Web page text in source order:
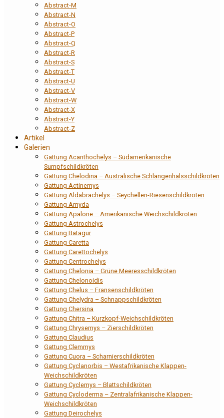
Abstract-M
Abstract-N
Abstract-O
Abstract-P
Abstract-Q
Abstract-R
Abstract-S
Abstract-T
Abstract-U
Abstract-V
Abstract-W
Abstract-X
Abstract-Y
Abstract-Z
Artikel
Galerien
Gattung Acanthochelys – Südamerikanische
Sumpfschildkröten
Gattung Chelodina – Australische Schlangenhalsschildkröten
Gattung Actinemys
Gattung Aldabrachelys – Seychellen-Riesenschildkröten
Gattung Amyda
Gattung Apalone – Amerikanische Weichschildkröten
Gattung Astrochelys
Gattung Batagur
Gattung Caretta
Gattung Carettochelys
Gattung Centrochelys
Gattung Chelonia – Grüne Meeresschildkröten
Gattung Chelonoidis
Gattung Chelus – Fransenschildkröten
Gattung Chelydra – Schnappschildkröten
Gattung Chersina
Gattung Chitra – Kurzkopf-Weichschildkröten
Gattung Chrysemys – Zierschildkröten
Gattung Claudius
Gattung Clemmys
Gattung Cuora – Scharnierschildkröten
Gattung Cyclanorbis – Westafrikanische Klappen-
Weichschildkröten
Gattung Cyclemys – Blattschildkröten
Gattung Cycloderma – Zentralafrikanische Klappen-
Weichschildkröten
Gattung Deirochelys